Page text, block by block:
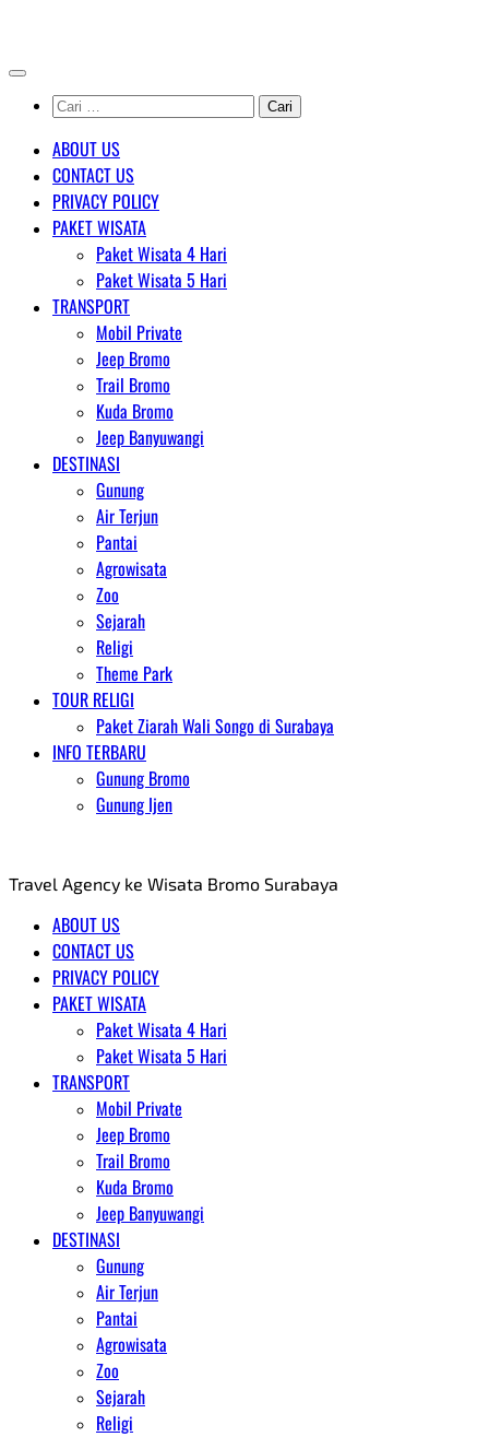
content
Cari
untuk:
ABOUT US
CONTACT US
PRIVACY POLICY
PAKET WISATA
Paket Wisata 4 Hari
Paket Wisata 5 Hari
TRANSPORT
Mobil Private
Jeep Bromo
Trail Bromo
Kuda Bromo
Jeep Banyuwangi
DESTINASI
Gunung
Air Terjun
Pantai
Agrowisata
Zoo
Sejarah
Religi
Theme Park
TOUR RELIGI
Paket Ziarah Wali Songo di Surabaya
INFO TERBARU
Gunung Bromo
Gunung Ijen
Travel Agency ke Wisata Bromo Surabaya
ABOUT US
CONTACT US
PRIVACY POLICY
PAKET WISATA
Paket Wisata 4 Hari
Paket Wisata 5 Hari
TRANSPORT
Mobil Private
Jeep Bromo
Trail Bromo
Kuda Bromo
Jeep Banyuwangi
DESTINASI
Gunung
Air Terjun
Pantai
Agrowisata
Zoo
Sejarah
Religi